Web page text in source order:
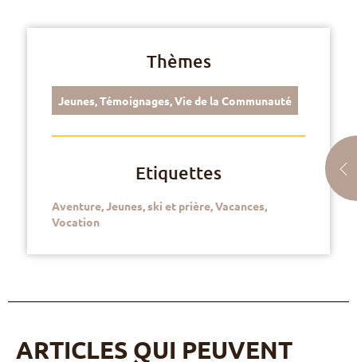
Thèmes
Jeunes,Témoignages,Vie de la Communauté
Etiquettes
Aventure,Jeunes,ski et prière,Vacances,
Vocation
ARTICLES QUI PEUVENT